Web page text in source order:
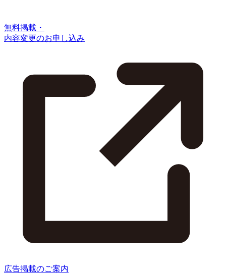
無料掲載・
内容変更のお申し込み
広告掲載のご案内